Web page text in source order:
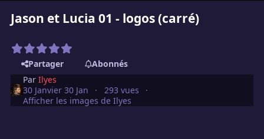
Jason et Lucia 01 - logos (carré)
Partager
Abonnés
ParIlyes
30 Janvier30 Jan
293 vues
Afficher les images de Ilyes